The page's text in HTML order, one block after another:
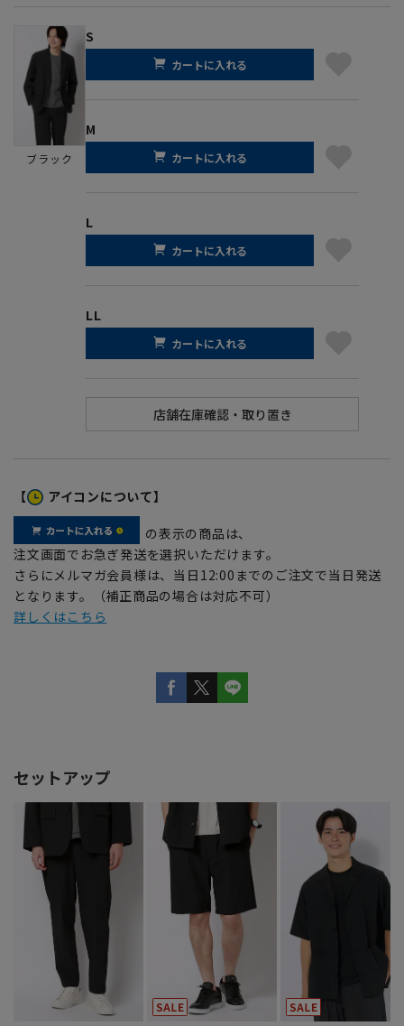
ブラック
S
カートに入れる
M
カートに入れる
L
カートに入れる
LL
カートに入れる
【 アイコンについて】
の表示の商品は、
注文画面でお急ぎ発送を選択いただけます。
さらにメルマガ会員様は、当日12:00までのご注文で当日発送
となります。（補正商品の場合は対応不可）
詳しくはこちら